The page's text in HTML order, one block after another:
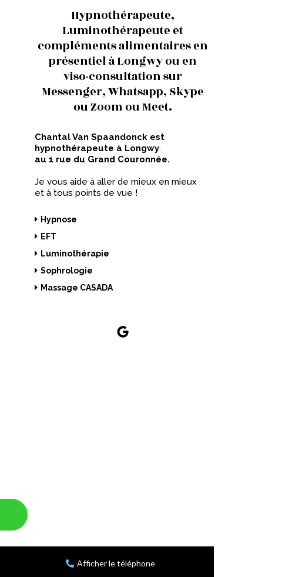
Hypnothérapeute,
Luminothérapeute et
compléments alimentaires en
présentiel à Longwy ou en
viso-consultation sur
Messenger, Whatsapp, Skype
ou Zoom ou Meet.
Chantal Van Spaandonck est
hypnothérapeute à Longwy.
au 1 rue du Grand Couronnée.
Je vous aide à aller de mieux en mieux
et à tous points de vue !
Hypnose
EFT
Luminothérapie
Sophrologie
Massage CASADA
Afficher le téléphone